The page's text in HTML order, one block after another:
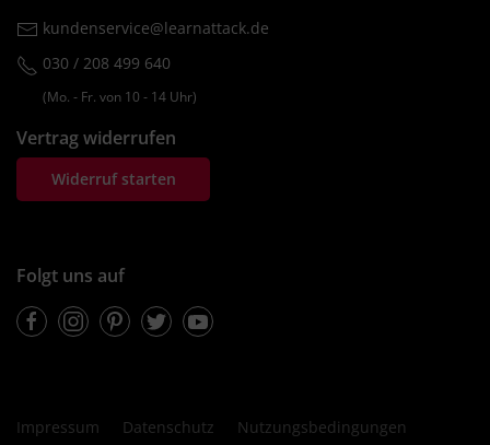
kundenservice@learnattack.de
030 / 208 499 640
(Mo. ‐ Fr. von 10 ‐ 14 Uhr)
Vertrag widerrufen
Widerruf starten
Folgt uns auf
FacebookInstagramPinterestTwitterYoutube
Impressum Datenschutz Nutzungsbedingungen